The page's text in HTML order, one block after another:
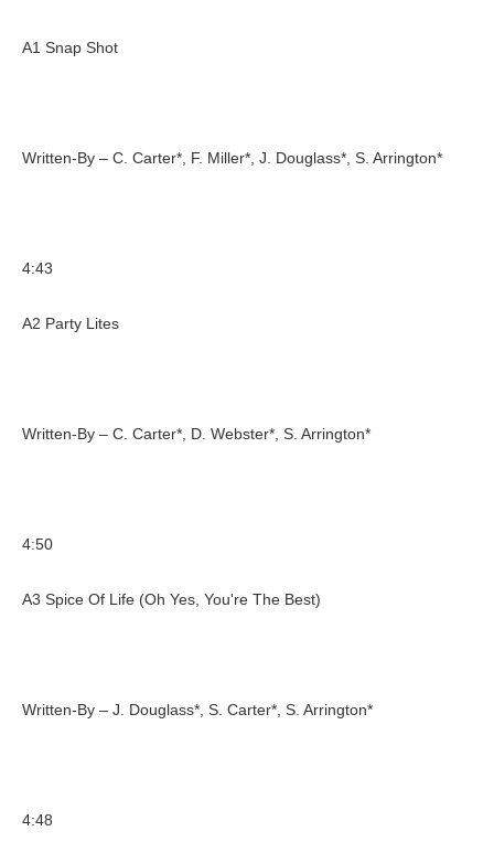
A1 Snap Shot
Written-By – C. Carter*, F. Miller*, J. Douglass*, S. Arrington*
4:43
A2 Party Lites
Written-By – C. Carter*, D. Webster*, S. Arrington*
4:50
A3 Spice Of Life (Oh Yes, You're The Best)
Written-By – J. Douglass*, S. Carter*, S. Arrington*
4:48